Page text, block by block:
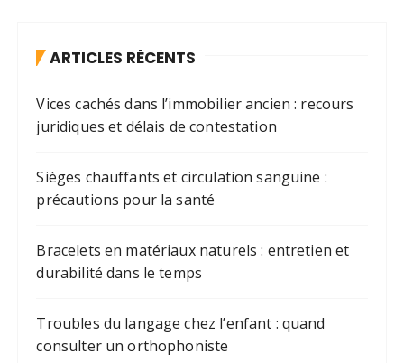
ARTICLES RÉCENTS
Vices cachés dans l’immobilier ancien : recours
juridiques et délais de contestation
Sièges chauffants et circulation sanguine :
précautions pour la santé
Bracelets en matériaux naturels : entretien et
durabilité dans le temps
Troubles du langage chez l’enfant : quand
consulter un orthophoniste